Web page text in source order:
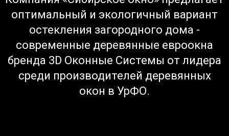
оптимальный и экологичный вариант
остекления загородного дома -
современные деревянные евроокна
бренда 3D Оконные Системы от лидера
среди производителей деревянных
окон в УрФО.